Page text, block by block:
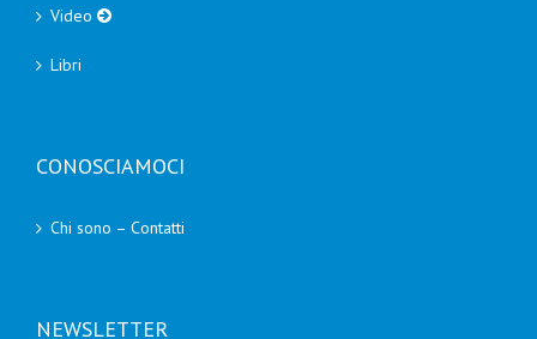
Video
Libri
CONOSCIAMOCI
Chi sono – Contatti
NEWSLETTER